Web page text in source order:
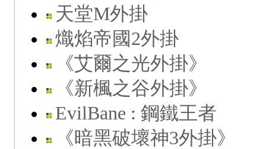
天堂M外掛
熾焰帝國2外掛
《艾爾之光外掛》
《新楓之谷外掛》
EvilBane : 鋼鐵王者
《暗黑破壞神3外掛》